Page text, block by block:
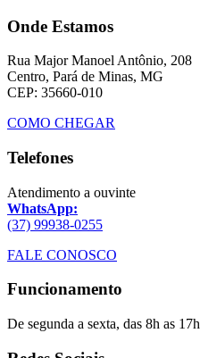
Onde Estamos
Rua Major Manoel Antônio, 208
Centro, Pará de Minas, MG
CEP: 35660-010
COMO CHEGAR
Telefones
Atendimento a ouvinte
WhatsApp:
(37) 99938-0255
FALE CONOSCO
Funcionamento
De segunda a sexta, das 8h as 17h